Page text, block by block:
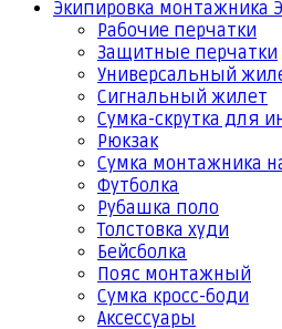
Экипировка монтажника
Рабочие перчатки
Защитные перчатки
Универсальный
Сигнальный жилет
Сумка-скрутка для
Рюкзак
Сумка монтажника
Футболка
Рубашка поло
Толстовка худи
Бейсболка
Пояс монтажный
Сумка кросс-боди
Аксессуары